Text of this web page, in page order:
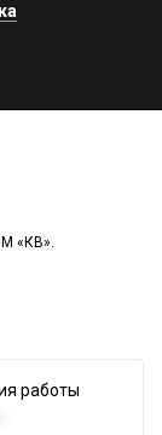
«КВ».
работы